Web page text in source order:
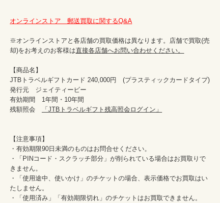
オンラインストア　郵送買取に関するQ&A
※オンラインストアと各店舗の買取価格は異なります。店舗で買取(売
却)をお考えのお客様は直接各店舗へお問い合わせください。
【商品名】
JTBトラベルギフトカード 240,000円　(プラスティックカードタイプ)
発行元　ジェイティービー
有効期間　1年間・10年間
残額照会
「JTBトラベルギフト残高照会ログイン」
【注意事項】
・有効期限90日未満のものはお問合せください。
・「PINコード・スクラッチ部分」が削られている場合はお買取りで
きません。
・「使用途中、使いかけ」のチケットの場合、表示価格でお買取はい
たしません。
・「使用済み」「有効期限切れ」のチケットはお買取できません。